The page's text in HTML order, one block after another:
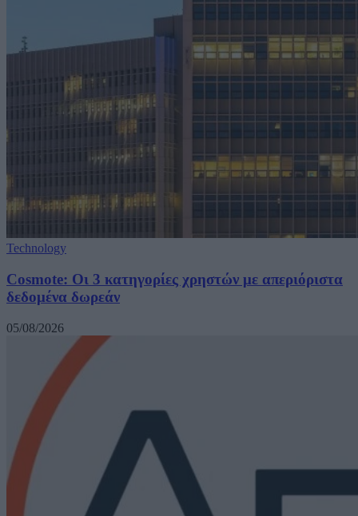
Technology
Cosmote: Οι 3 κατηγορίες χρηστών με απεριόριστα
δεδομένα δωρεάν
05/08/2026